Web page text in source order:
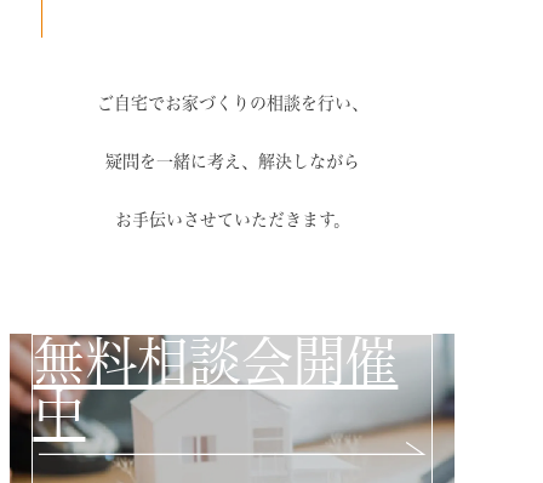
ご自宅でお家づくりの相談を行い、
疑問を一緒に考え、解決しながら
お手伝いさせていただきます。
無料相談会開催
中